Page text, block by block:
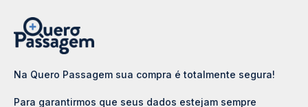
Na Quero Passagem sua compra é totalmente segura!
Para garantirmos que seus dados estejam sempre